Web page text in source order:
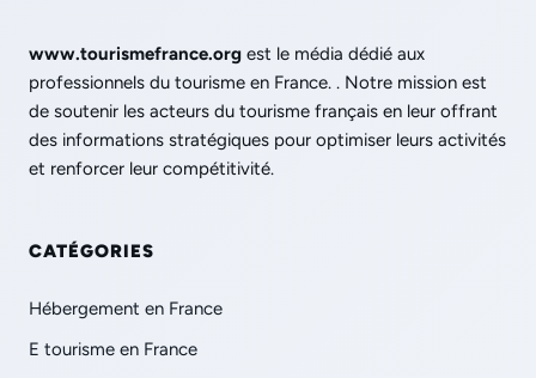
www.tourismefrance.org est le média dédié aux
professionnels du tourisme en France. . Notre mission est
de soutenir les acteurs du tourisme français en leur offrant
des informations stratégiques pour optimiser leurs activités
et renforcer leur compétitivité.
CATÉGORIES
Hébergement en France
E tourisme en France